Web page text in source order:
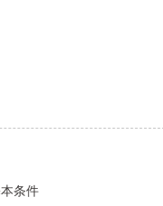
条件